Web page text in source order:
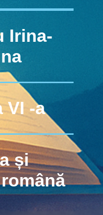
Irina-
VI -a
și